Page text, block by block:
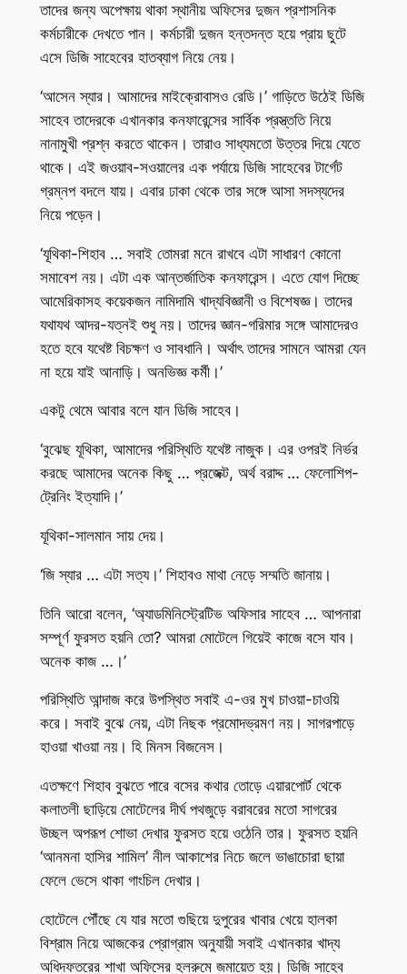
তাদের জন্য অপেক্ষায় থাকা স্থানীয় অফিসের দুজন প্রশাসনিক
কর্মচারীকে দেখতে পান। কর্মচারী দুজন হন্তদন্ত হয়ে প্রায় ছুটে
এসে ডিজি সাহেবের হাতব্যাগ নিয়ে নেয়।
‘আসেন স্যার। আমাদের মাইক্রোবাসও রেডি।’ গাড়িতে উঠেই ডিজি
সাহেব তাদেরকে এখানকার কনফারেন্সের সার্বিক প্রস্ত্ততি নিয়ে
নানামুখী প্রশ্ন করতে থাকেন। তারাও সাধ্যমতো উত্তর দিয়ে যেতে
থাকে। এই জওয়াব-সওয়ালের এক পর্যায়ে ডিজি সাহেবের টার্গেট
গ্রম্নপ বদলে যায়। এবার ঢাকা থেকে তার সঙ্গে আসা সদস্যদের
নিয়ে পড়েন।
‘যূথিকা-শিহাব … সবাই তোমরা মনে রাখবে এটা সাধারণ কোনো
সমাবেশ নয়। এটা এক আন্তর্জাতিক কনফারেন্স। এতে যোগ দিচ্ছে
আমেরিকাসহ কয়েকজন নামিদামি খাদ্যবিজ্ঞানী ও বিশেষজ্ঞ। তাদের
যথাযথ আদর-যত্নই শুধু নয়। তাদের জ্ঞান-গরিমার সঙ্গে আমাদেরও
হতে হবে যথেষ্ট বিচক্ষণ ও সাবধানি। অর্থাৎ তাদের সামনে আমরা যেন
না হয়ে যাই আনাড়ি। অনভিজ্ঞ কর্মী।’
একটু থেমে আবার বলে যান ডিজি সাহেব।
‘বুঝেছ যূথিকা, আমাদের পরিস্থিতি যথেষ্ট নাজুক। এর ওপরই নির্ভর
করছে আমাদের অনেক কিছু … প্রজেক্ট, অর্থ বরাদ্দ … ফেলোশিপ-
ট্রেনিং ইত্যাদি।’
যূথিকা-সালমান সায় দেয়।
‘জি স্যার … এটা সত্য।’ শিহাবও মাথা নেড়ে সম্মতি জানায়।
তিনি আরো বলেন, ‘অ্যাডমিনিস্ট্রেটিভ অফিসার সাহেব … আপনারা
সম্পূর্ণ ফুরসত হয়নি তো? আমরা মোটেলে গিয়েই কাজে বসে যাব।
অনেক কাজ …।’
পরিস্থিতি আন্দাজ করে উপস্থিত সবাই এ-ওর মুখ চাওয়া-চাওয়ি
করে। সবাই বুঝে নেয়, এটা নিছক প্রমোদভ্রমণ নয়। সাগরপাড়ে
হাওয়া খাওয়া নয়। হি মিনস বিজনেস।
এতক্ষণে শিহাব বুঝতে পারে বসের কথার তোড়ে এয়ারপোর্ট থেকে
কলাতলী ছাড়িয়ে মোটেলের দীর্ঘ পথজুড়ে বরাবরের মতো সাগরের
উচ্ছল অপরূপ শোভা দেখার ফুরসত হয়ে ওঠেনি তার। ফুরসত হয়নি
‘আনমনা হাসির শামিল’ নীল আকাশের নিচে জলে ভাঙাচোরা ছায়া
ফেলে ভেসে থাকা গাংচিল দেখার।
হোটেলে পৌঁছে যে যার মতো গুছিয়ে দুপুরের খাবার খেয়ে হালকা
বিশ্রাম নিয়ে আজকের প্রোগ্রাম অনুযায়ী সবাই এখানকার খাদ্য
অধিদফতরের শাখা অফিসের হলরুমে জমায়েত হয়। ডিজি সাহেব